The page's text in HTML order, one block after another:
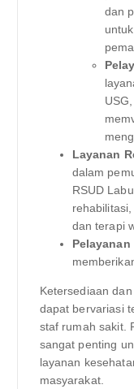
dan
Layanan
dalam
RSUD
dan terapi
Pelayanan
Ketersediaan
dapat bervariasi
staf rumah sakit.
sangat penting
layanan
masyarakat.